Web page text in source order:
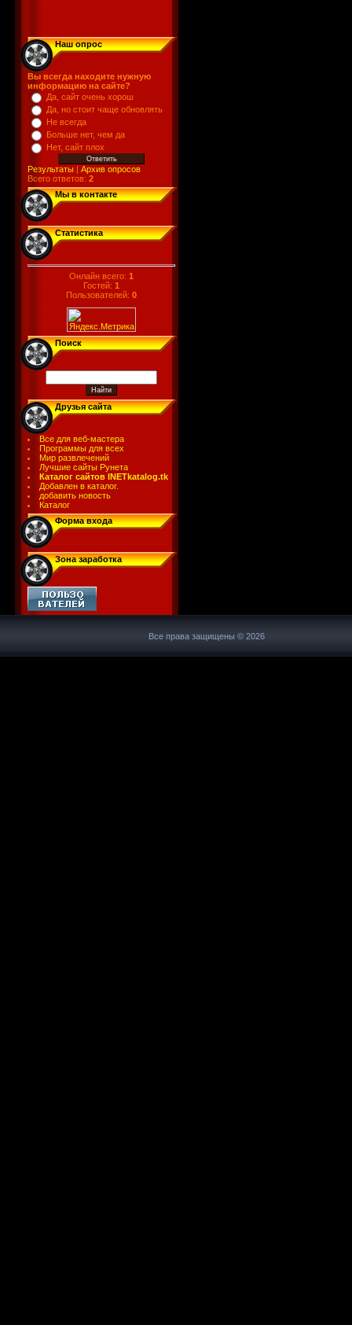
Наш опрос
Вы всегда находите нужную
информацию на сайте?
Да, сайт очень хорош
Да, но стоит чаще обновлять
Не всегда
Больше нет, чем да
Нет, сайт плох
Результаты | Архив опросов
Всего ответов: 2
Мы в контакте
Статистика
Онлайн всего: 1
Гостей: 1
Пользователей: 0
Поиск
Друзья сайта
Все для веб-мастера
Программы для всех
Мир развлечений
Лучшие сайты Рунета
Каталог сайтов INETkatalog.tk
Добавлен в каталог.
добавить новость
Каталог
Форма входа
Зона заработка
Все права защищены © 2026